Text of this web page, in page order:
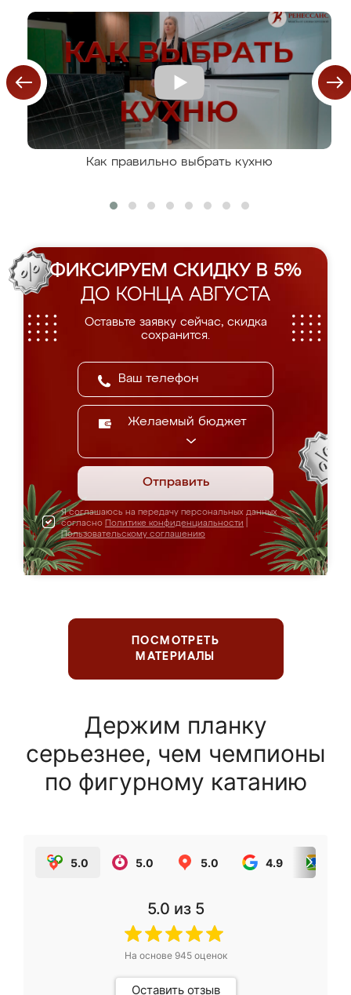
Как правильно выбрать кухню
ФИКСИРУЕМ СКИДКУ В 5%
ДО КОНЦА АВГУСТА
Оставьте заявку сейчас, скидка
сохранится.
Желаемый бюджет
Отправить
Я соглашаюсь на передачу персональных данных
согласно Политике конфиденциальности
Пользовательскому соглашению
ПОСМОТРЕТЬ
МАТЕРИАЛЫ
Держим планку
серьезнее, чем чемпионы
по фигурному катанию
5.0 5.0 5.0 4.9
5.0 из 5
На основе 945оценок
Оставить отзыв